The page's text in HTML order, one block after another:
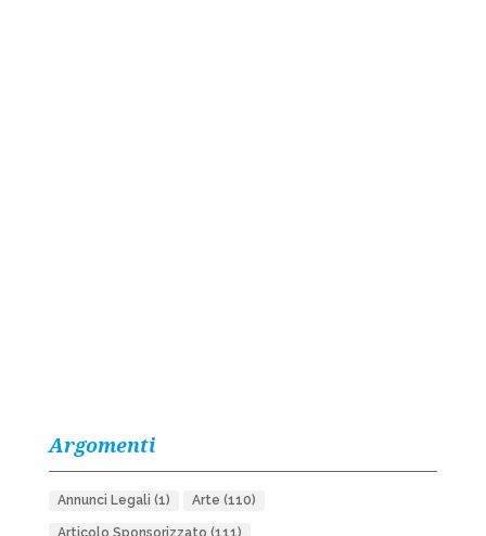
Argomenti
Annunci Legali (1) Arte (110)
Articolo Sponsorizzato (111)